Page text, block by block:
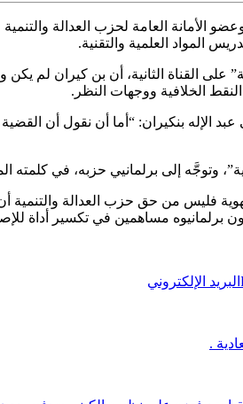
الأمانة العامة لحزب العدالة
المواد العلمية والتقنية.
القناة الثانية، أن بن كيران لم
الخلافية ووجهات النظر.
بنكيران: “أما أن نقول أن
وتوجَّه إلى برلمانيي حزبه، في
فليس من حق حزب العدالة والتنمية
برلمانيوه مساهمين في تكسير أداة
البريد الإلكتروني
.